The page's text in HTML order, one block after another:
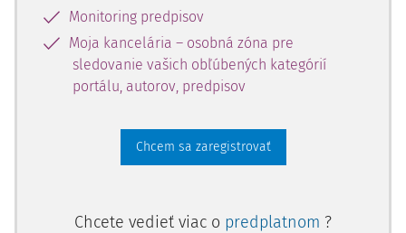
Monitoring predpisov
Moja kancelária – osobná zóna pre
sledovanie vašich obľúbených kategórií
portálu, autorov, predpisov
Chcem sa zaregistrovať
Chcete vedieť viac o predplatnom ?